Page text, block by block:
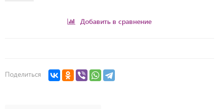
Добавить в сравнение
Поделиться